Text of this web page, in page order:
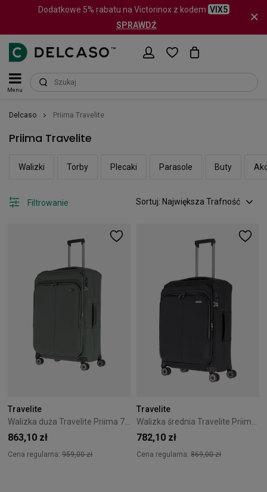
Dodatkowe 5% rabatu na Victorinox z kodem VIX5
SPRAWDŹ
Menu
Delcaso Priima Travelite
Priima Travelite
Walizki Torby Plecaki Parasole Buty
Sortuj: Największa Trafność
Filtrowanie
Travelite
863,10 zł
Cena regularna: 959,00 zł
Travelite
782,10 zł
Cena regularna: 869,00 zł